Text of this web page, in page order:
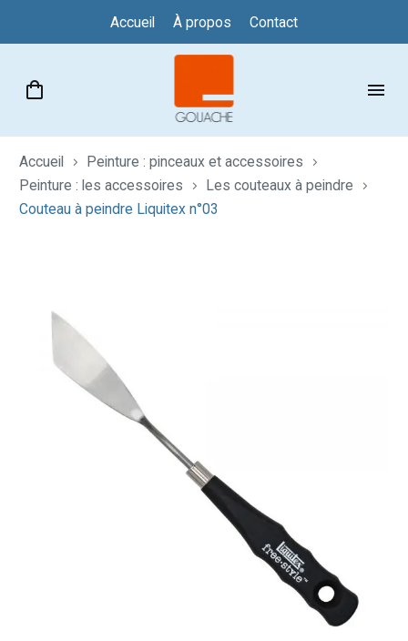
Accueil À propos Contact
Accueil
Peinture : pinceaux et accessoires
Peinture : les accessoires
Les couteaux à peindre
Couteau à peindre Liquitex n°03